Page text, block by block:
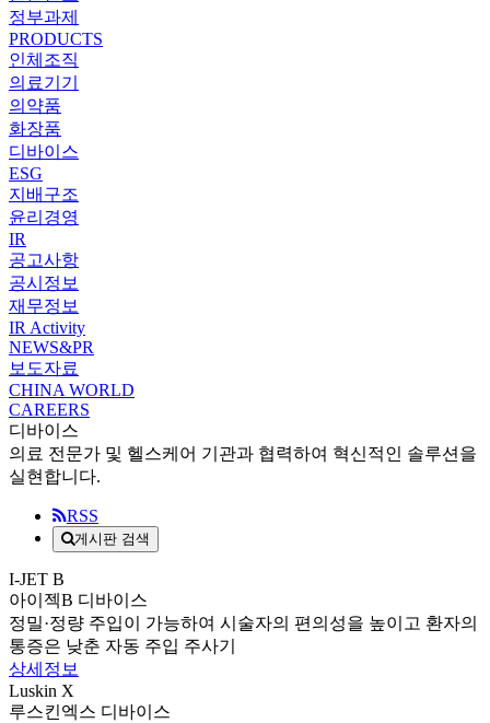
정부과제
PRODUCTS
인체조직
의료기기
의약품
화장품
디바이스
ESG
지배구조
윤리경영
IR
공고사항
공시정보
재무정보
IR Activity
NEWS&PR
보도자료
CHINA WORLD
CAREERS
디바이스
의료 전문가 및 헬스케어 기관과 협력하여 혁신적인 솔루션을
실현합니다.
RSS
게시판 검색
I-JET B
아이젝B 디바이스
정밀·정량 주입이 가능하여 시술자의 편의성을 높이고 환자의
통증은 낮춘 자동 주입 주사기
상세정보
Luskin X
루스킨엑스 디바이스